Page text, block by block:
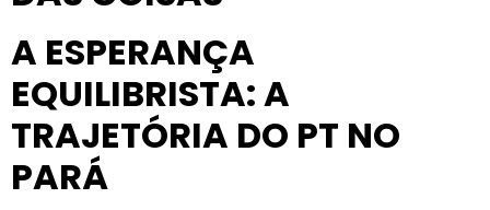
A ESPERANÇA
EQUILIBRISTA: A
TRAJETÓRIA DO PT NO
PARÁ